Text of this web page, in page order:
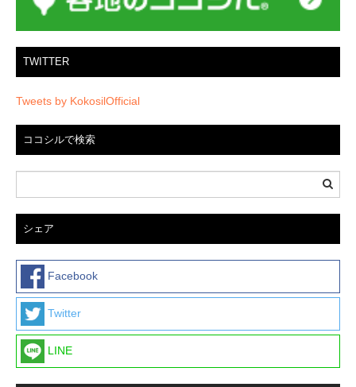
TWITTER
Tweets by KokosilOfficial
ココシルで検索
シェア
Facebook
Twitter
LINE